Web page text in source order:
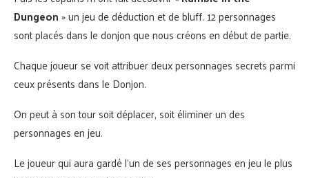
Dungeon» un jeu de déduction et de bluff. 12 personnages
sont placés dans le donjon que nous créons en début de partie.
Chaque joueur se voit attribuer deux personnages secrets parmi
ceux présents dans le Donjon.
On peut à son tour soit déplacer, soit éliminer un des
personnages en jeu.
Le joueur qui aura gardé l’un de ses personnages en jeu le plus